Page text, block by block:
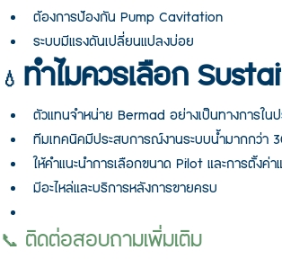
ต้องการป้องกัน Pump Cavitation
ระบบมีแรงดันเปลี่ยนแปลงบ่อย
💧 ทำไมควรเลือก
ตัวแทนจำหน่าย Bermad อย่างเป็นทางการในป
ทีมเทคนิคมีประสบการณ์งานระบบน้ำมากกว่า
ให้คำแนะนำการเลือกขนาด Pilot และการตั้งค่
มีอะไหล่และบริการหลังการขายครบ
📞 ติดต่อสอบถามเพิ่มเติม